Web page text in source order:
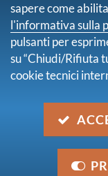
novembre
Il Regolamento
l'adozione dei
100/2021 che
per presentare le
sapere come
l'informativa sulla
pulsanti per
su “Chiudi/Rifiuta
cookie tecnici